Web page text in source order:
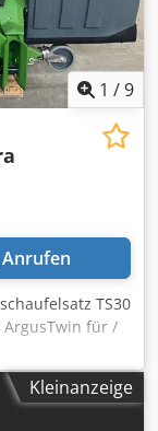
1 /9
Anrufen
TS30
ArgusTwin für /
basic für
Hydro links
Hauptscheibe li
Kleinanzeige